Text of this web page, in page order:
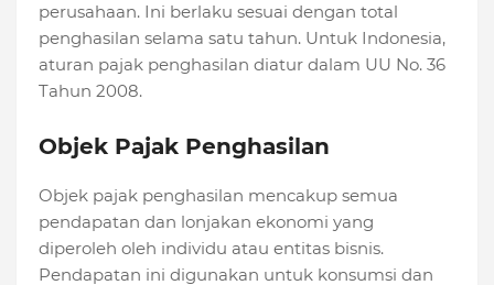
perusahaan. Ini berlaku sesuai dengan total
penghasilan selama satu tahun. Untuk Indonesia,
aturan pajak penghasilan diatur dalam UU No. 36
Tahun 2008.
Objek Pajak Penghasilan
Objek pajak penghasilan mencakup semua
pendapatan dan lonjakan ekonomi yang
diperoleh oleh individu atau entitas bisnis.
Pendapatan ini digunakan untuk konsumsi dan